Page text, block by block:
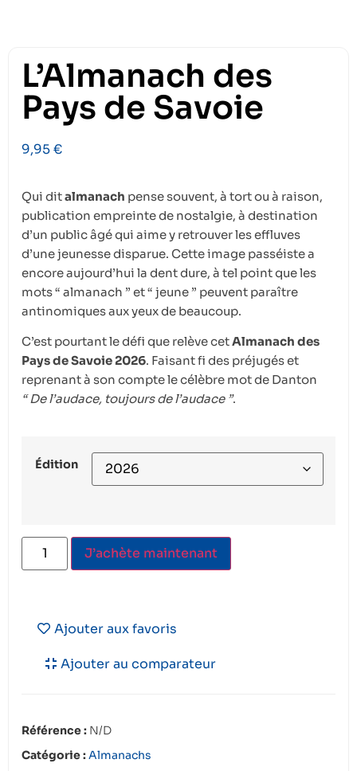
L’Almanach des
Pays de Savoie
9,95€
Qui ditalmanach pense souvent, à tort ou à raison,
publication empreinte de nostalgie, à destination
d’un public âgé qui aime y retrouver les effluves
d’une jeunesse disparue. Cette image passéiste a
encore aujourd’hui la dent dure, à tel point que les
mots “ almanach ” et “ jeune ” peuvent paraître
antinomiques aux yeux de beaucoup.
C’est pourtant le défi que relève cetAlmanach des
Pays de Savoie 2026. Faisant fi des préjugés et
reprenant à son compte le célèbre mot de Danton
“ De l’audace, toujours de l’audace ”.
Édition
J’achète maintenant
Ajouter aux favoris
Ajouter au comparateur
Référence : N/D
Catégorie : Almanachs